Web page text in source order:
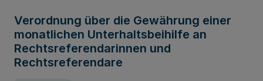
Verordnung über die Gewährung einer
monatlichen Unterhaltsbeihilfe an
Rechtsreferendarinnen und
Rechtsreferendare